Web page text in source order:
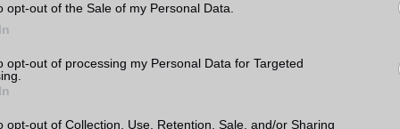
opt-out of the Sale of my Personal Data.
opt-out of processing my Personal Data for Targeted
opt-out of Collection, Use, Retention, Sale, and/or Sharing
nagyon fontos tényező. A készülékek operációs rendszere befolyásolja a
iOS rendszerrel rendelkező készülékek szigorúbb biztonsági szabályokkal